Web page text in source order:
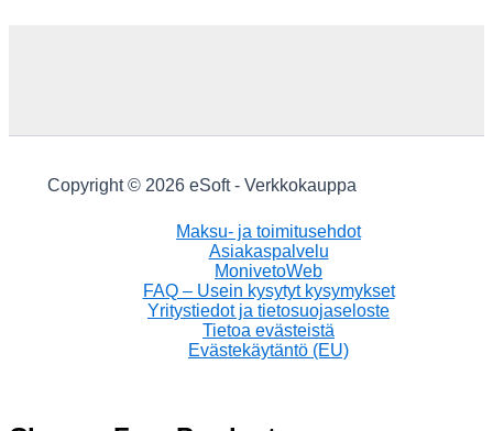
Copyright © 2026 eSoft - Verkkokauppa
Maksu- ja toimitusehdot
Asiakaspalvelu
MonivetoWeb
FAQ – Usein kysytyt kysymykset
Yritystiedot ja tietosuojaseloste
Tietoa evästeistä
Evästekäytäntö (EU)